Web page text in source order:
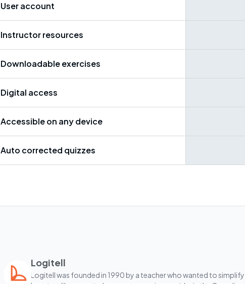
User account
Instructor resources
Downloadable exercises
Digital access
Accessible on any device
Auto corrected quizzes
Logitell
Logitell was founded in 1990 by a teacher who wanted to